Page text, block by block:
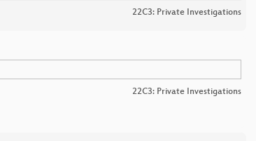
22C3: Private Investigations
22C3: Private Investigations